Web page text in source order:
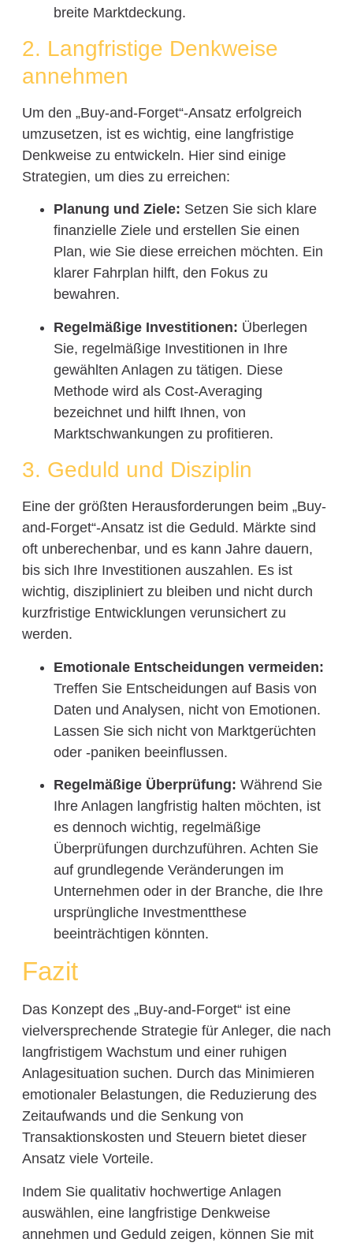
breite Marktdeckung.
2. Langfristige Denkweise
annehmen
Um den „Buy-and-Forget“-Ansatz erfolgreich
umzusetzen, ist es wichtig, eine langfristige
Denkweise zu entwickeln. Hier sind einige
Strategien, um dies zu erreichen:
Planung und Ziele: Setzen Sie sich klare
finanzielle Ziele und erstellen Sie einen
Plan, wie Sie diese erreichen möchten. Ein
klarer Fahrplan hilft, den Fokus zu
bewahren.
Regelmäßige Investitionen: Überlegen
Sie, regelmäßige Investitionen in Ihre
gewählten Anlagen zu tätigen. Diese
Methode wird als Cost-Averaging
bezeichnet und hilft Ihnen, von
Marktschwankungen zu profitieren.
3. Geduld und Disziplin
Eine der größten Herausforderungen beim „Buy-
and-Forget“-Ansatz ist die Geduld. Märkte sind
oft unberechenbar, und es kann Jahre dauern,
bis sich Ihre Investitionen auszahlen. Es ist
wichtig, diszipliniert zu bleiben und nicht durch
kurzfristige Entwicklungen verunsichert zu
werden.
Emotionale Entscheidungen vermeiden:
Treffen Sie Entscheidungen auf Basis von
Daten und Analysen, nicht von Emotionen.
Lassen Sie sich nicht von Marktgerüchten
oder -paniken beeinflussen.
Regelmäßige Überprüfung: Während Sie
Ihre Anlagen langfristig halten möchten, ist
es dennoch wichtig, regelmäßige
Überprüfungen durchzuführen. Achten Sie
auf grundlegende Veränderungen im
Unternehmen oder in der Branche, die Ihre
ursprüngliche Investmentthese
beeinträchtigen könnten.
Fazit
Das Konzept des „Buy-and-Forget“ ist eine
vielversprechende Strategie für Anleger, die nach
langfristigem Wachstum und einer ruhigen
Anlagesituation suchen. Durch das Minimieren
emotionaler Belastungen, die Reduzierung des
Zeitaufwands und die Senkung von
Transaktionskosten und Steuern bietet dieser
Ansatz viele Vorteile.
Indem Sie qualitativ hochwertige Anlagen
auswählen, eine langfristige Denkweise
annehmen und Geduld zeigen, können Sie mit